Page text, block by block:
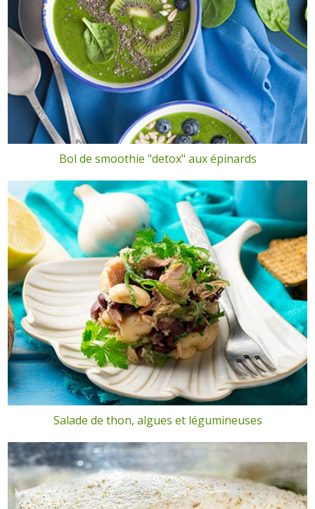
Bol de smoothie "detox" aux épinards
Salade de thon, algues et légumineuses